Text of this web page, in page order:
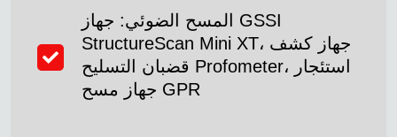
المسح الضوئي: جهاز GSSI
StructureScan Mini XT، جهاز كشف
قضبان التسليح Profometer، استئجار
جهاز مسح GPR